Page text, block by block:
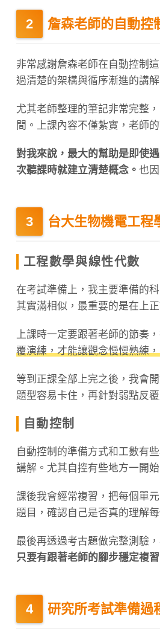
詹森老師的自動控
非常感謝詹森老師在自動控制
過清楚的架構與循序漸進的講
尤其老師整理的筆記非常完整
間。上課內容不僅紮實，老師
對我來說，最大的幫助是即使
次聽課時就建立清楚概念。 也
台大生物機電工程
工程數學與線性代數
在考試準備上，我主要準備的
其實滿相似，最重要的是在上
上課時一定要跟著老師的節奏
覆演練，才能讓觀念慢慢熟練
等到正課全部上完之後，我會
題型容易卡住，再針對弱點反
自動控制
自動控制的準備方式和工數有
講解。尤其自控有些地方一開
課後我會經常複習，把每個單
題目，確認自己是否真的理解
最後再透過考古題做完整測驗
只要有跟著老師的腳步穩定複
研究所考試準備過